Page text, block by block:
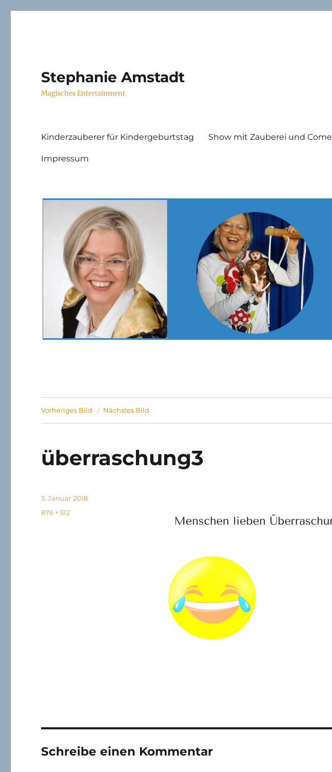
Stephanie Amstadt
Magisches Entertainment
Kinderzauberer für Kindergeburtstag Show mit Zauberei und
Impressum
Vorheriges Bild Nächstes Bild
überraschung3
Veröffentlicht
am
3. Januar 2018
Volle
876 × 512
Schreibe einen Kommentar